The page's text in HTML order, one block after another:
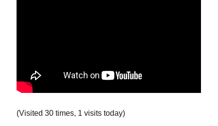
(Visited 30 times, 1 visits today)